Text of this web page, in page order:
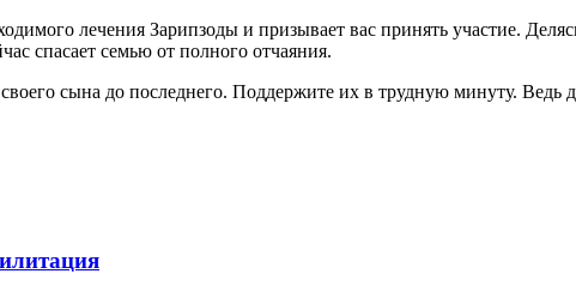
лечения Зарипзоды и призывает вас принять участие.
спасает семью от полного отчаяния.
сына до последнего. Поддержите их в трудную минуту.